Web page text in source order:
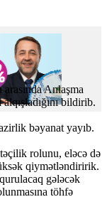
Anlaşma
bildirib.
bəyanat yayıb.
rolunu, eləcə də
qiymətləndiririk.
gələcək
töhfə